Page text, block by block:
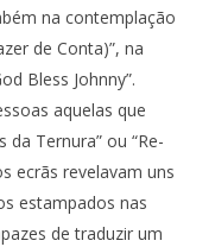
na contemplação
de Conta)”, na
Bless Johnny”.
aquelas que
Ternura” ou “Re-
ecrãs revelavam uns
estampados nas
de traduzir um